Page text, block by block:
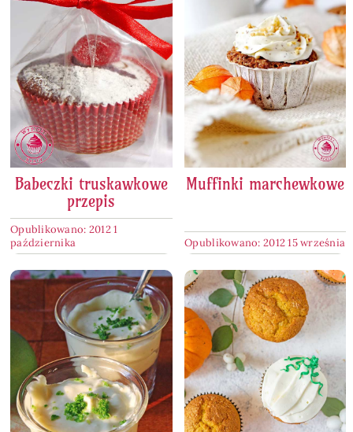
Babeczki truskawkowe
przepis
Opublikowano: 2012 1
października
Muffinki marchewkowe
Opublikowano: 2012 15 września